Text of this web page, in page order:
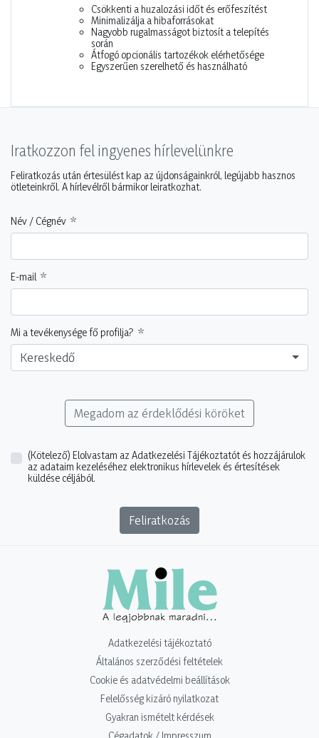
Csökkenti a huzalozási időt és erőfeszítést
Minimalizálja a hibaforrásokat
Nagyobb rugalmasságot biztosít a telepítés
során
Átfogó opcionális tartozékok elérhetősége
Egyszerűen szerelhető és használható
Iratkozzon fel ingyenes hírlevelünkre
Feliratkozás után értesülést kap az újdonságainkról, legújabb hasznos
ötleteinkről. A hírlevélről bármikor leiratkozhat.
Név / Cégnév
E-mail
Mi a tevékenysége fő profilja?
Kereskedő
Megadom az érdeklődési köröket
(Kötelező) Elolvastam az Adatkezelési Tájékoztatót és hozzájárulok
az adataim kezeléséhez elektronikus hírlevelek és értesítések
küldése céljából.
Feliratkozás
Adatkezelési tájékoztató
Általános szerződési feltételek
Cookie és adatvédelmi beállítások
Felelősség kizáró nyilatkozat
Gyakran ismételt kérdések